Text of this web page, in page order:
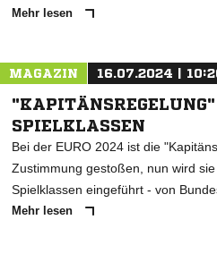
Mehr lesen
MAGAZIN 16.07.2024 |
SPIELKLASSEN
Bei der EURO 2024 ist die
Zustimmung gestoßen, nun wird
Spielklassen eingeführt - von
Mehr lesen